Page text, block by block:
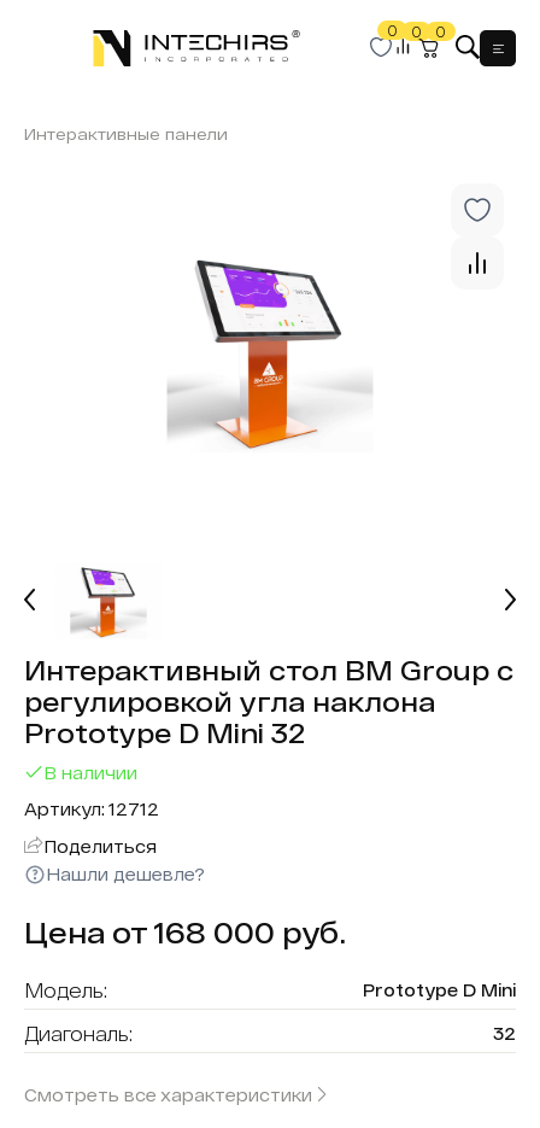
0 0 0
Интерактивные панели
Интерактивный стол BM Group с
регулировкой угла наклона
Prototype D Mini 32
В наличии
Артикул: 12712
Поделиться
Нашли дешевле?
Цена от 168 000 руб.
Модель: Prototype D Mini
Диагональ: 32
Смотреть все характеристики